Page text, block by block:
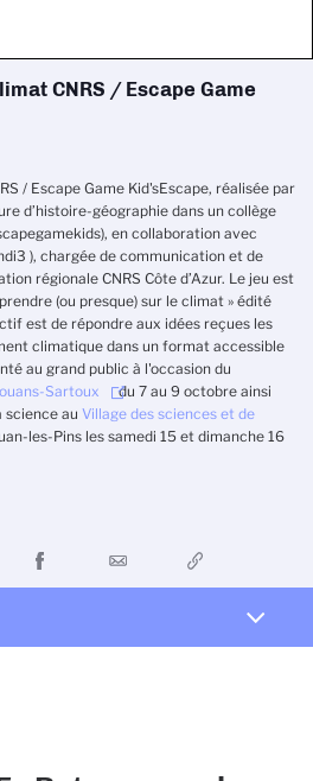
CNRS / Escape Game
/ Escape Game Kid'sEscape, réalisée par
d’histoire-géographie dans un collège
en collaboration avec
), chargée de communication et de
régionale CNRS Côte d’Azur. Le jeu est
(ou presque) sur le climat » édité
est de répondre aux idées reçues les
climatique dans un format accessible
au grand public à l'occasion du
Sartoux
du 7 au 9 octobre ainsi
science au Village des sciences et de
les-Pins les samedi 15 et dimanche 16